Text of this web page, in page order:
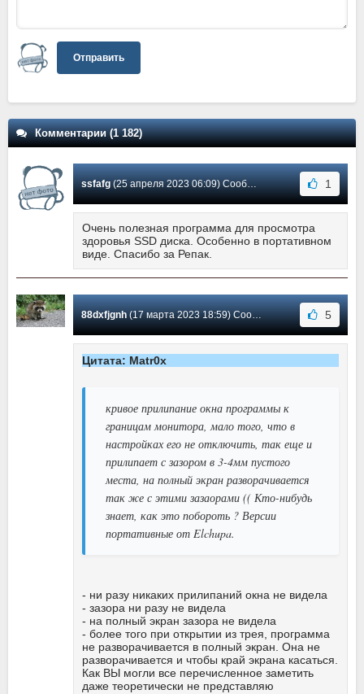
Отправить
Комментарии (1 182)
ssfafg(25 апреля 2023 06:09) Сообщение #944 1
Очень полезная программа для просмотра
здоровья SSD диска. Особенно в портативном
виде. Спасибо за Репак.
88dxfjgnh(17 марта 2023 18:59) Сообщение #943 5
Цитата: Matr0x
кривое прилипание окна программы к
границам монитора, мало того, что в
настройках его не отключить, так еще и
прилипает с зазором в 3-4мм пустого
места, на полный экран разворачивается
так же с этими зазаорами (( Кто-нибудь
знает, как это побороть ? Версии
портативные от Elchupa.
- ни разу никаких прилипаний окна не видела
- зазора ни разу не видела
- на полный экран зазора не видела
- более того при открытии из трея, программа
не разворачивается в полный экран. Она не
разворачивается и чтобы край экрана касаться.
Как ВЫ могли все перечисленное заметить
даже теоретически не представляю